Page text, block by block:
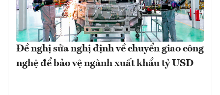
Đề nghị sửa nghị định về chuyển giao công
nghệ để bảo vệ ngành xuất khẩu tỷ USD